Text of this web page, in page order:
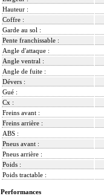
Hauteur :
Coffre :
Garde au sol :
Pente franchissable :
Angle d'attaque :
Angle ventral :
Angle de fuite :
Dévers :
Gué :
Cx :
Freins avant :
Freins arrière :
ABS :
Pneus avant :
Pneus arrière :
Poids :
Poids tractable :
Performances